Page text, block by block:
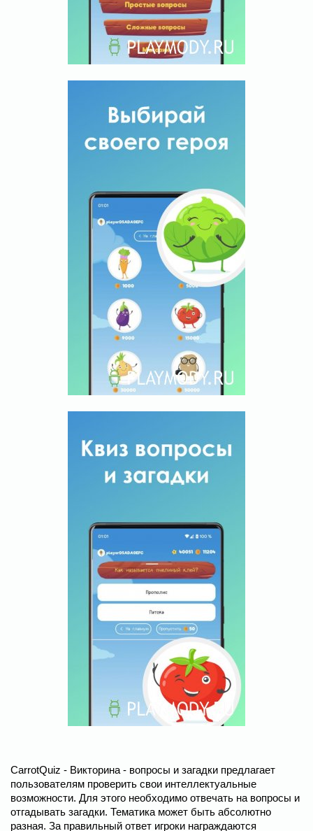
CarrotQuiz - Викторина - вопросы и загадки предлагает
пользователям проверить свои интеллектуальные
возможности. Для этого необходимо отвечать на вопросы и
отгадывать загадки. Тематика может быть абсолютно
разная. За правильный ответ игроки награждаются